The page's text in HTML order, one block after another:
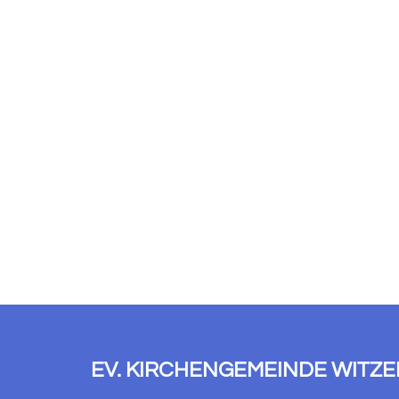
EV. KIRCHENGEMEINDE